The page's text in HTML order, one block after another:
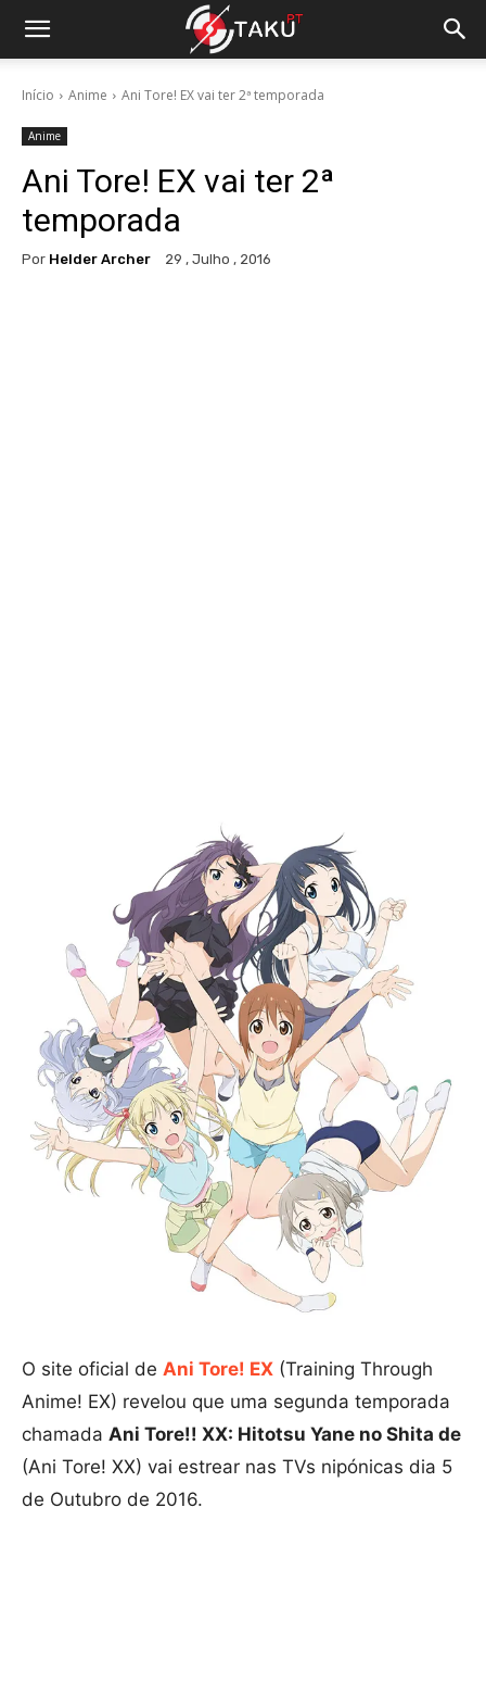
Início Anime Ani Tore! EX vai ter 2ª temporada
Anime
Ani Tore! EX vai ter 2ª
temporada
Por Helder Archer 29 , Julho , 2016
O site oficial de Ani Tore! EX (Training Through
Anime! EX) revelou que uma segunda temporada
chamada Ani Tore!! XX: Hitotsu Yane no Shita de
(Ani Tore! XX) vai estrear nas TVs nipónicas dia 5
de Outubro de 2016.